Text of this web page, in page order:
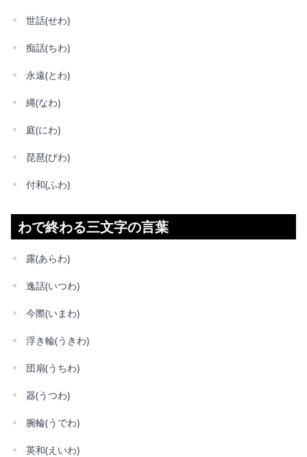
世話(せわ)
痴話(ちわ)
永遠(とわ)
縄(なわ)
庭(にわ)
琵琶(びわ)
付和(ふわ)
わで終わる三文字の言葉
露(あらわ)
逸話(いつわ)
今際(いまわ)
浮き輪(うきわ)
団扇(うちわ)
器(うつわ)
腕輪(うでわ)
英和(えいわ)